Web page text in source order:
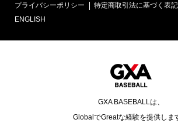
プライバシーポリシー
特定商取引法に基づく表記
ENGLISH
GXA BASEBALLは、
GlobalでGreatな経験を提供しま